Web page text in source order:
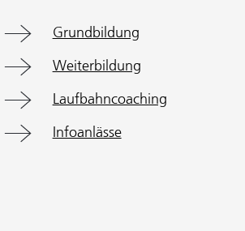
Grundbildung
Weiterbildung
Laufbahncoaching
Infoanlässe